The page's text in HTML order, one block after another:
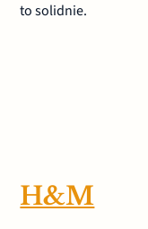
to solidnie.
H&M